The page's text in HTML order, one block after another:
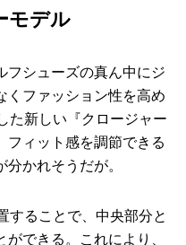
モデル
フシューズの真ん中にジ
くファッション性を高め
た新しい『クロージャー
フィット感を調節できる
かれそうだが。
することで、中央部分と
できる。これにより、